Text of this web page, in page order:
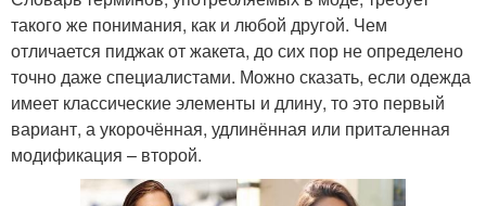
такого же понимания, как и любой другой. Чем
отличается пиджак от жакета, до сих пор не определено
точно даже специалистами. Можно сказать, если одежда
имеет классические элементы и длину, то это первый
вариант, а укорочённая, удлинённая или приталенная
модификация – второй.